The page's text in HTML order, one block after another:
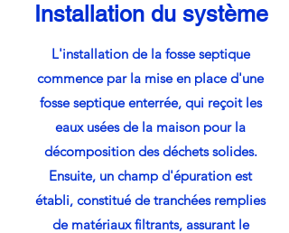
Installation du système
L'installation de la fosse septique
commence par la mise en place d'une
fosse septique enterrée, qui reçoit les
eaux usées de la maison pour la
décomposition des déchets solides.
Ensuite, un champ d'épuration est
établi, constitué de tranchées remplies
de matériaux filtrants, assurant le